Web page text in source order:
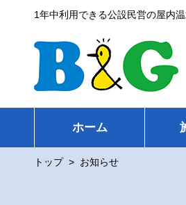
1年中利用できる公設民営の屋内
ホーム
トップ > お知らせ